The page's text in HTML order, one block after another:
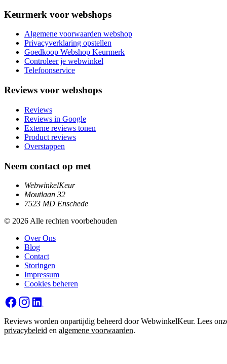
Keurmerk voor webshops
Algemene voorwaarden webshop
Privacyverklaring opstellen
Goedkoop Webshop Keurmerk
Controleer je webwinkel
Telefoonservice
Reviews voor webshops
Reviews
Reviews in Google
Externe reviews tonen
Product reviews
Overstappen
Neem contact op met
WebwinkelKeur
Moutlaan 32
7523 MD Enschede
© 2026 Alle rechten voorbehouden
Over Ons
Blog
Contact
Storingen
Impressum
Cookies beheren
Reviews worden onpartijdig beheerd door WebwinkelKeur. Lees
privacybeleid en algemene voorwaarden.